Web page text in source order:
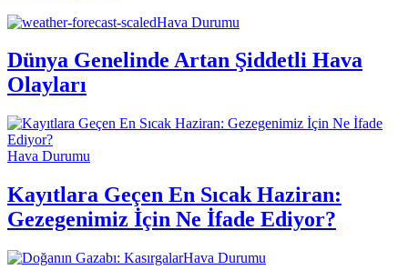
Hava Durumu
Dünya Genelinde Artan Şiddetli Hava
Olayları
Hava Durumu
Kayıtlara Geçen En Sıcak Haziran:
Gezegenimiz İçin Ne İfade Ediyor?
Hava Durumu